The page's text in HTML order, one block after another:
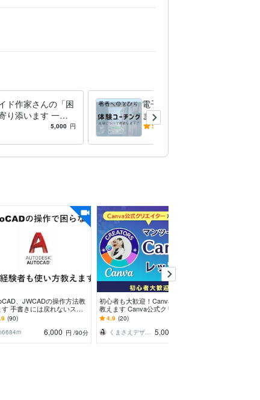
ド作家さんの「困
り添います 一人
ぎて見えなくなる
5,000 円
電子書籍出版のご相談にのり
ます あなたの想いを言語化
し出版をカタチにする体験コ
5.0
、JWCADの操作方法教
す 手書きには戻れないスピ
目指します！
(90)
6,000 円 /90分
初心者も大歓迎！Canvaの使い方
教えます Canva公式クリエイタ
ーが教える知識ゼロでも作れるデ
ザイン
4.9 (20)
5,000